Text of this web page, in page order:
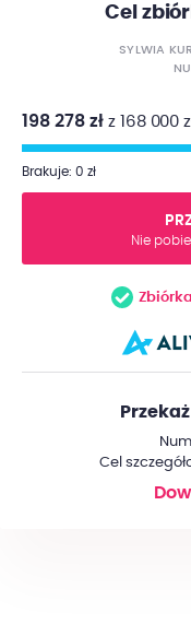
Cel
SYLWIA
198 278 zł z 168 000
Brakuje: 0 zł
Nie
Cel